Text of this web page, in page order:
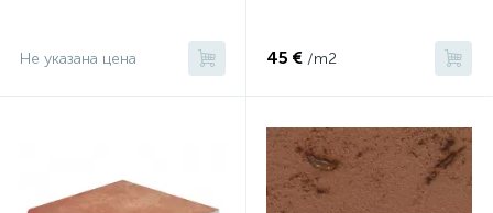
Не указана цена 45 € /m2